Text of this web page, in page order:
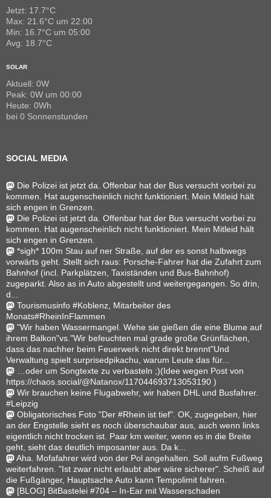
Jetzt: 17.7°C
Max: 21.6°C um 22:00
Min: 16.7°C um 05:00
Avg: 18.7°C
SOLAR
Aktuell: 0W
Peak: 0W um 00:00
Heute: 0Wh
bei 0 Sonnenstunden
SOCIAL MEDIA
Die Polizei ist jetzt da. Offenbar hat der Bus versucht vorbei zu
kommen. Hat augenscheinlich nicht funktioniert. Mein Mitleid hält
sich engen in Grenzen.
Die Polizei ist jetzt da. Offenbar hat der Bus versucht vorbei zu
kommen. Hat augenscheinlich nicht funktioniert. Mein Mitleid hält
sich engen in Grenzen.
*sigh* 100m Stau auf ner Straße, auf der es sonst halbwegs
vorwärts geht. Stellt sich raus: Porsche-Fahrer hat die Zufahrt zum
Bahnhof (incl. Parkplätzen, Taxiständen und Bus-Bahnhof)
zugeparkt. Also as in Auto abgestellt und weitergegangen. So drin,
d...
Tourismusinfo #Koblenz, Mitarbeiter des
Monats#RheinInFlammen
"Wir haben Wassermangel. Wehe sie gießen die eine Blume auf
ihrem Balkon"vs."Wir befeuchten mal grade große Grünflächen,
dass das nachher beim Feuerwerk nicht direkt brennt"Und
Verwaltung spielt surprisedpikachu, warum Leute das für...
…oder um Songtexte zu verbasteln ;)(Idee wegen Post von
https://chaos.social/@Natanox/117044693713053190 )
Wir brauchen keine Flugabwehr, wir haben DHL und Busfahrer.
#Leipzig
Obligatorisches Foto "Der #Rhein ist tief". OK, zugegeben, hier
an der Engstelle sieht es noch überschaubar aus, auch wenn links
eigentlich nicht trocken ist. Paar km weiter, wenn es in die Breite
geht, sieht das deutlich imposanter aus. Da k...
Aha. Mofafahrer wird von der Pol angehalten. Soll aufm Fußweg
weiterfahren. "Ist zwar nicht erlaubt aber wäre sicherer". Scheiß auf
die Fußgänger, Hauptsache Auto kann Tempolimit fahren.
[BLOG] BitBastelei #704 – In-Ear mit Wasserschaden